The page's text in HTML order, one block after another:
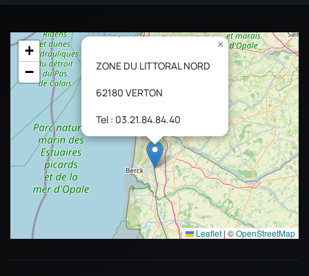
ZONE DU LITTORAL NORD
62180 VERTON
Tel : 03.21.84.84.40
×
+
−
Leaflet | ©OpenStreetMap